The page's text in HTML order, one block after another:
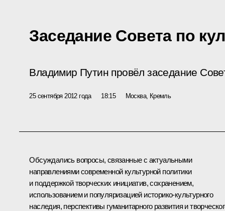
Заседание Совета по
Владимир Путин провёл заседание
25 сентября 2012 года 18:15 Москва, Кремль
Обсуждались вопросы, связанные с актуальными
направлениями современной культурной политики
и поддержкой творческих инициатив, сохранением,
использованием и популяризацией историко-культурного
наследия, перспективы гуманитарного развития и